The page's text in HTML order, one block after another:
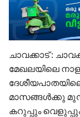
ചാവക്കാട് :
മേഖലയിലെ
മാസങ്ങൾക്കു
കറുപ്പും